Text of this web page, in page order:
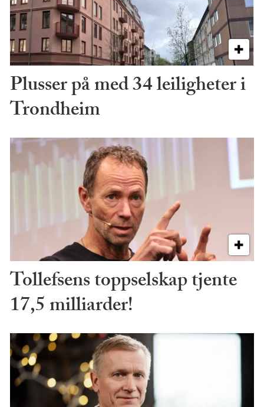
Plusser på med 34 leiligheter i
Trondheim
Tollefsens toppselskap tjente
17,5 milliarder!